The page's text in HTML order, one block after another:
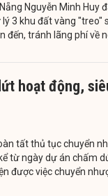
Nguyễn Minh Huy
3 khu đất vàng "treo"
tránh lãng phí về
hoạt động,
tất thủ tục chuyển
từ ngày dự án chấm
được việc chuyển